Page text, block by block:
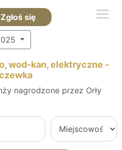
Zgłoś się
wod-kan, elektryczne -
nagrodzone przez Orły